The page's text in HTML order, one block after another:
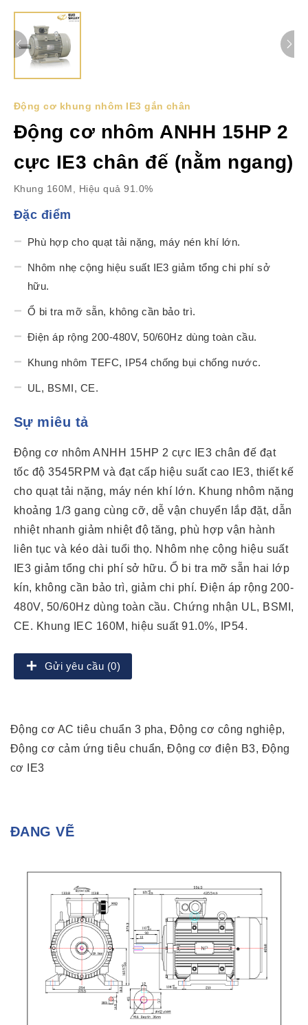
Động cơ khung nhôm IE3 gắn chân
Động cơ nhôm ANHH 15HP 2
cực IE3 chân đế (nằm ngang)
Khung 160M, Hiệu quả 91.0%
Đặc điểm
Phù hợp cho quạt tải nặng, máy nén khí lớn.
Nhôm nhẹ cộng hiệu suất IE3 giảm tổng chi phí sở
hữu.
Ổ bi tra mỡ sẵn, không cần bảo trì.
Điện áp rộng 200-480V, 50/60Hz dùng toàn cầu.
Khung nhôm TEFC, IP54 chống bụi chống nước.
UL, BSMI, CE.
Sự miêu tả
Động cơ nhôm ANHH 15HP 2 cực IE3 chân đế đạt
tốc độ 3545RPM và đạt cấp hiệu suất cao IE3, thiết kế
cho quạt tải nặng, máy nén khí lớn. Khung nhôm nặng
khoảng 1/3 gang cùng cỡ, dễ vận chuyển lắp đặt, dẫn
nhiệt nhanh giảm nhiệt độ tăng, phù hợp vận hành
liên tục và kéo dài tuổi thọ. Nhôm nhẹ cộng hiệu suất
IE3 giảm tổng chi phí sở hữu. Ổ bi tra mỡ sẵn hai lớp
kín, không cần bảo trì, giảm chi phí. Điện áp rộng 200-
480V, 50/60Hz dùng toàn cầu. Chứng nhận UL, BSMI,
CE. Khung IEC 160M, hiệu suất 91.0%, IP54.
Gửi yêu cầu (0)
Động cơ AC tiêu chuẩn 3 pha, Động cơ công nghiệp,
Động cơ cảm ứng tiêu chuẩn, Động cơ điện B3, Động
cơ IE3
ĐANG VẼ